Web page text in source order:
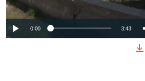
0:00 3:43